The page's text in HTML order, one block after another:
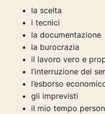
la scelta
i tecnici
la documentazione
la burocrazia
il lavoro vero e
l’interruzione del
l’esborso
gli imprevisti
il mio tempo